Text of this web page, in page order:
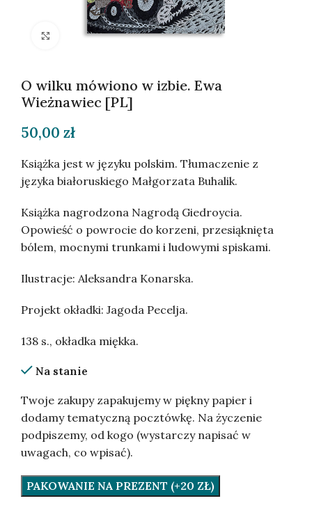
Kliknij, aby powiększyć
O wilku mówiono w izbie. Ewa
Wieżnawiec [PL]
50,00 zł
Książka jest w języku polskim. Tłumaczenie z
języka białoruskiego Małgorzata Buhalik.
Książka nagrodzona Nagrodą Giedroycia.
Opowieść o powrocie do korzeni, przesiąknięta
bólem, mocnymi trunkami i ludowymi spiskami.
Ilustracje: Aleksandra Konarska.
Projekt okładki: Jagoda Pecelja.
138 s., okładka miękka.
Na stanie
Twoje zakupy zapakujemy w piękny papier i
dodamy tematyczną pocztówkę. Na życzenie
podpiszemy, od kogo (wystarczy napisać w
uwagach, co wpisać).
PAKOWANIE NA PREZENT (+20 ZŁ)